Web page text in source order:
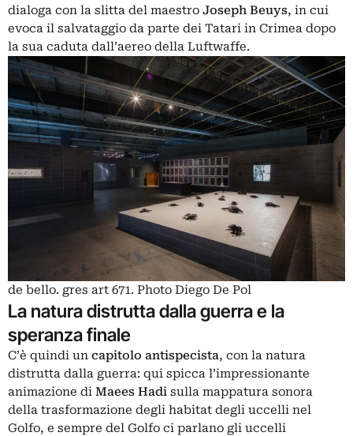
dialoga con la slitta del maestro Joseph Beuys, in cui
evoca il salvataggio da parte dei Tatari in Crimea dopo
la sua caduta dall’aereo della Luftwaffe.
de bello. gres art 671. Photo Diego De Pol
La natura distrutta dalla guerra e la
speranza finale
C’è quindi un capitolo antispecista, con la natura
distrutta dalla guerra: qui spicca l’impressionante
animazione di Maees Hadi sulla mappatura sonora
della trasformazione degli habitat degli uccelli nel
Golfo, e sempre del Golfo ci parlano gli uccelli